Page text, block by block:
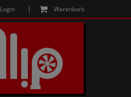
Login Warenkorb